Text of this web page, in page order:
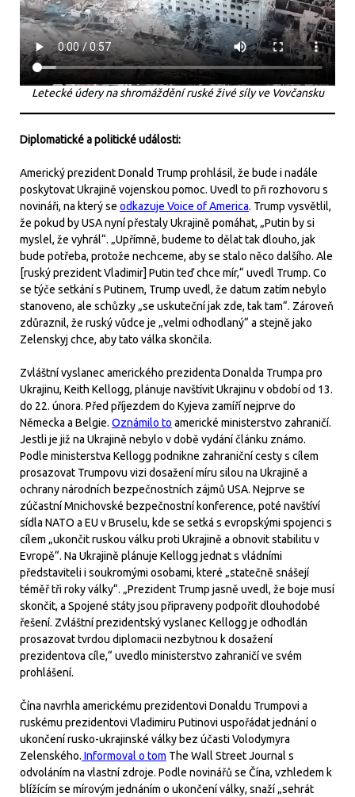
Letecké údery na shromáždění ruské živé síly ve Vovčansku
Diplomatické a politické události:
Americký prezident Donald Trump prohlásil, že bude i nadále
poskytovat Ukrajině vojenskou pomoc. Uvedl to při rozhovoru s
novináři, na který se odkazuje Voice of America. Trump vysvětlil,
že pokud by USA nyní přestaly Ukrajině pomáhat, „Putin by si
myslel, že vyhrál“. „Upřímně, budeme to dělat tak dlouho, jak
bude potřeba, protože nechceme, aby se stalo něco dalšího. Ale
[ruský prezident Vladimir] Putin teď chce mír,“ uvedl Trump. Co
se týče setkání s Putinem, Trump uvedl, že datum zatím nebylo
stanoveno, ale schůzky „se uskuteční jak zde, tak tam“. Zároveň
zdůraznil, že ruský vůdce je „velmi odhodlaný“ a stejně jako
Zelenskyj chce, aby tato válka skončila.
Zvláštní vyslanec amerického prezidenta Donalda Trumpa pro
Ukrajinu, Keith Kellogg, plánuje navštívit Ukrajinu v období od 13.
do 22. února. Před příjezdem do Kyjeva zamíří nejprve do
Německa a Belgie. Oznámilo to americké ministerstvo zahraničí.
Jestli je již na Ukrajině nebylo v době vydání článku známo.
Podle ministerstva Kellogg podnikne zahraniční cesty s cílem
prosazovat Trumpovu vizi dosažení míru silou na Ukrajině a
ochrany národních bezpečnostních zájmů USA. Nejprve se
zúčastní Mnichovské bezpečnostní konference, poté navštíví
sídla NATO a EU v Bruselu, kde se setká s evropskými spojenci s
cílem „ukončit ruskou válku proti Ukrajině a obnovit stabilitu v
Evropě“. Na Ukrajině plánuje Kellogg jednat s vládními
představiteli i soukromými osobami, které „statečně snášejí
téměř tři roky války“. „Prezident Trump jasně uvedl, že boje musí
skončit, a Spojené státy jsou připraveny podpořit dlouhodobé
řešení. Zvláštní prezidentský vyslanec Kellogg je odhodlán
prosazovat tvrdou diplomacii nezbytnou k dosažení
prezidentova cíle,“ uvedlo ministerstvo zahraničí ve svém
prohlášení.
Čína navrhla americkému prezidentovi Donaldu Trumpovi a
ruskému prezidentovi Vladimiru Putinovi uspořádat jednání o
ukončení rusko-ukrajinské války bez účasti Volodymyra
Zelenského. Informoval o tom The Wall Street Journal s
odvoláním na vlastní zdroje. Podle novinářů se Čína, vzhledem k
blížícím se mírovým jednáním o ukončení války, snaží „sehrát